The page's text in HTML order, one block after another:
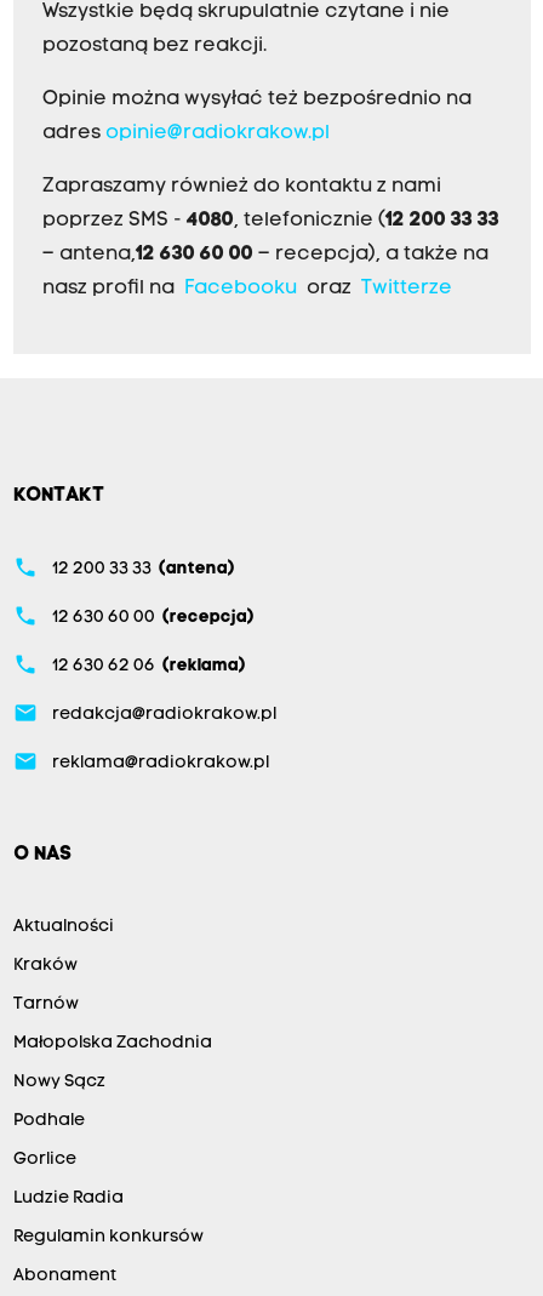
Wszystkie będą skrupulatnie czytane i nie
pozostaną bez reakcji.
Opinie można wysyłać też bezpośrednio na
adres opinie@radiokrakow.pl
Zapraszamy również do kontaktu z nami
poprzez SMS - 4080, telefonicznie (12 200 33 33
– antena,12 630 60 00 – recepcja), a także na
nasz profil na
Facebookuoraz Twitterze
KONTAKT
phone 12 200 33 33 (antena)
phone 12 630 60 00 (recepcja)
phone 12 630 62 06 (reklama)
email redakcja@radiokrakow.pl
email reklama@radiokrakow.pl
O NAS
Aktualności
Kraków
Tarnów
Małopolska Zachodnia
Nowy Sącz
Podhale
Gorlice
Ludzie Radia
Regulamin konkursów
Abonament